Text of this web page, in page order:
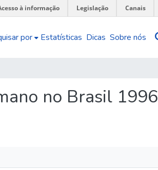
à informação Legislação Canais
por Estatísticas Dicas Sobre nós
no Brasil 1996